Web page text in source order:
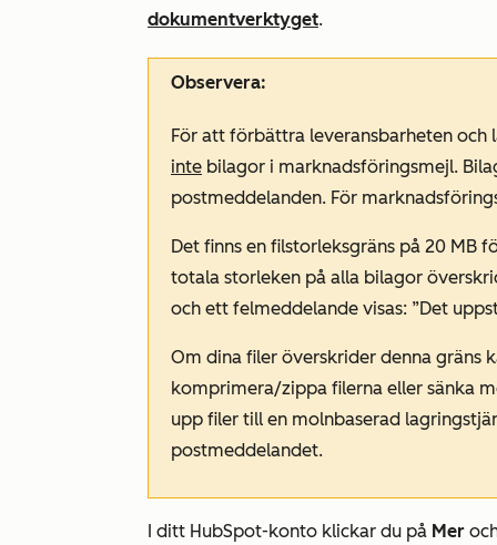
dokumentverktyget.
Observera:
För att förbättra leveransbarheten
inte bilagor i marknadsföringsmejl.
postmeddelanden. För
Det finns en filstorleksgräns på 20 MB
totala storleken på alla bilagor
och ett felmeddelande visas: ”Det
Om dina filer överskrider denna gräns
komprimera/zippa filerna eller sänka
upp filer till en molnbaserad
postmeddelandet.
I ditt HubSpot-konto klickar du på Mer